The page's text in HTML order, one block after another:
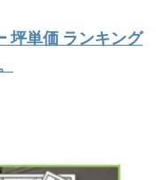
坪単価 ランキング